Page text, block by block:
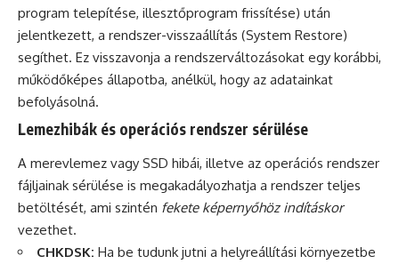
program telepítése, illesztőprogram frissítése) után
jelentkezett, a rendszer-visszaállítás (System Restore)
segíthet. Ez visszavonja a rendszerváltozásokat egy korábbi,
működőképes állapotba, anélkül, hogy az adatainkat
befolyásolná.
Lemezhibák és operációs rendszer sérülése
A merevlemez vagy SSD hibái, illetve az operációs rendszer
fájljainak sérülése is megakadályozhatja a rendszer teljes
betöltését, ami szintén fekete képernyőhöz indításkor
vezethet.
CHKDSK: Ha be tudunk jutni a helyreállítási környezetbe